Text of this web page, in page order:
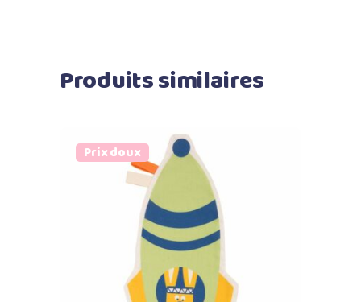
Produits similaires
Prix doux
Ajouter au panier